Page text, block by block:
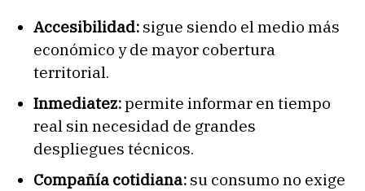
Accesibilidad: sigue siendo el medio más
económico y de mayor cobertura
territorial.
Inmediatez:permite informar en tiempo
real sin necesidad de grandes
despliegues técnicos.
Compañía cotidiana: su consumo no exige